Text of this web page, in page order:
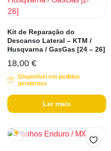
Kit de Reparação do
Descanso Lateral – KTM /
Husqvarna / GasGas [24 – 26]
18,00 €
Disponível em pedidos
pendentes
Ler mais